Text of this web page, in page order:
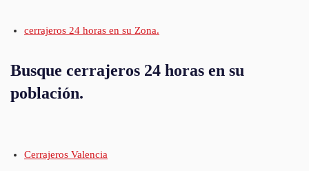
cerrajeros 24 horas en su Zona.
Busque cerrajeros 24 horas en su
población.
Cerrajeros Valencia